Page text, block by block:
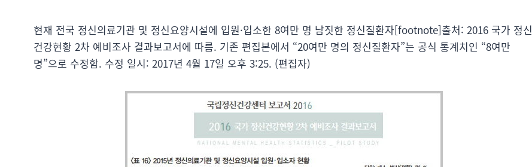
현재 전국 정신의료기관 및 정신요양시설에 입원·입소한 8여만 명 남짓한 정신질환자[footnote]출처: 2016 국가 정신
건강현황 2차 예비조사 결과보고서에 따름. 기존 편집본에서 “20여만 명의 정신질환자”는 공식 통계치인 “8여만
명”으로 수정함. 수정 일시: 2017년 4월 17일 오후 3:25. (편집자)